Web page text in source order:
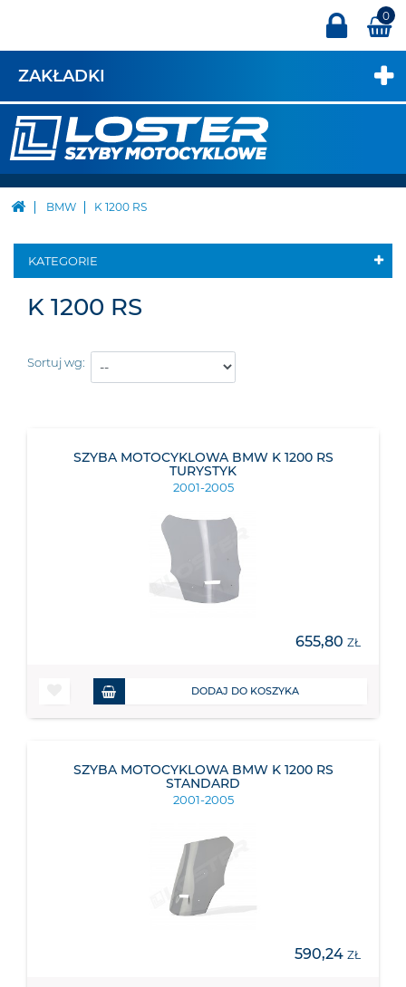
0
ZAKŁADKI
BMW K 1200 RS
KATEGORIE
K 1200 RS
Sortuj wg:
SZYBA MOTOCYKLOWA BMW K 1200 RS
TURYSTYK
2001-2005
655,80 ZŁ
DODAJ DO KOSZYKA
SZYBA MOTOCYKLOWA BMW K 1200 RS
STANDARD
2001-2005
590,24 ZŁ